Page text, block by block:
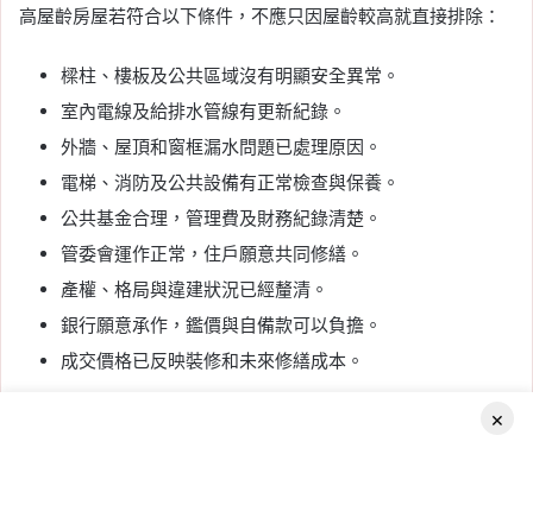
高屋齡房屋若符合以下條件，不應只因屋齡較高就直接排除：
樑柱、樓板及公共區域沒有明顯安全異常。
室內電線及給排水管線有更新紀錄。
外牆、屋頂和窗框漏水問題已處理原因。
電梯、消防及公共設備有正常檢查與保養。
公共基金合理，管理費及財務紀錄清楚。
管委會運作正常，住戶願意共同修繕。
產權、格局與違建狀況已經釐清。
銀行願意承作，鑑價與自備款可以負擔。
成交價格已反映裝修和未來修繕成本。
×